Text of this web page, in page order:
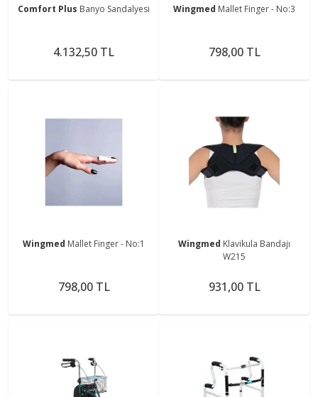
Comfort Plus Banyo Sandalyesi
4.132,50 TL
Wingmed Mallet Finger - No:3
798,00 TL
Wingmed Mallet Finger - No:1
798,00 TL
Wingmed Klavikula Bandajı
W215
931,00 TL